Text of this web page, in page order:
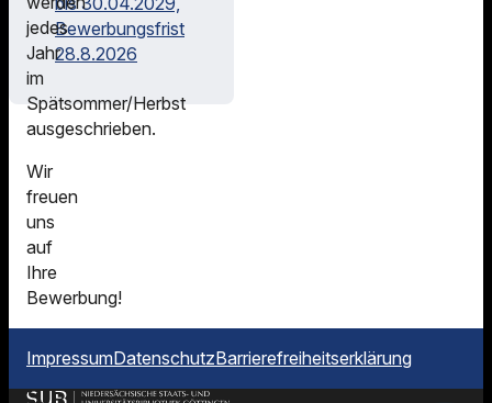
Bewerbungsfrist
28.8.2026
jedes
Jahr
im
Spätsommer/Herbst
ausgeschrieben.
Wir
freuen
uns
auf
Ihre
Bewerbung!
ImpressumDatenschutzBarrierefreiheitserklärung